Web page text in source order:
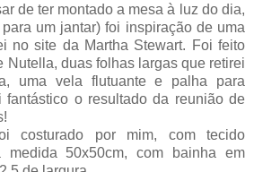
de ter montado a mesa à luz do dia,
um jantar) foi inspiração de uma
no site da Martha Stewart. Foi feito
Nutella, duas folhas largas que retirei
uma vela flutuante e palha para
fantástico o resultado da reunião de
costurado por mim, com tecido
medida 50x50cm, com bainha em